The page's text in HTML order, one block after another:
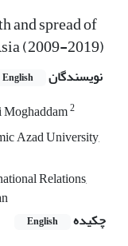
and spread of
(2009-2019)
نویسندگان English
2
Azad University,
Relations,
چکیده
English